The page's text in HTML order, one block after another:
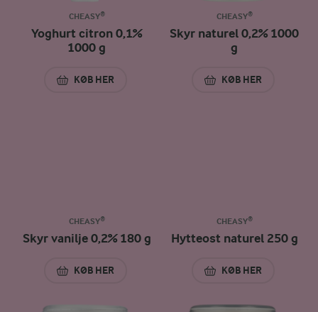
CHEASY®
Yoghurt citron 0,1%
1000 g
KØB HER
YOGHURT CITRON 0,1% 1000 G
CHEASY®
Skyr naturel 0,2% 1000
g
KØB HER
SKYR NATUREL
CHEASY®
Skyr vanilje 0,2% 180 g
KØB HER
SKYR VANILJE 0,2% 180 G
CHEASY®
Hytteost naturel 250 g
KØB HER
HYTTEOST